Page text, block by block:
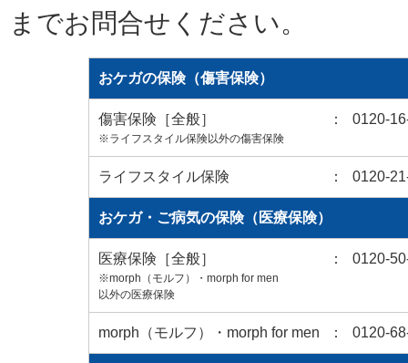
までお問合せください。
おケガの保険（傷害保険）
傷害保険［全般］
※ライフスタイル保険以外の傷害保険
： 0120-
ライフスタイル保険 ： 0120-
おケガ・ご病気の保険（医療保険）
医療保険［全般］
※morph（モルフ）・morph for men
以外の医療保険
： 0120-
morph（モルフ）・morph for men ： 0120-